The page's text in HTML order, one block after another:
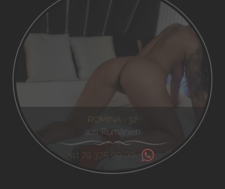
ROMINA - 32
aus Rumänien
+41 79 375 09 00